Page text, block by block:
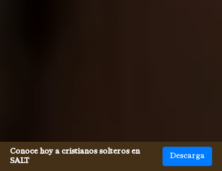
Conoce hoy a cristianos solteros en
SALT
Descarga